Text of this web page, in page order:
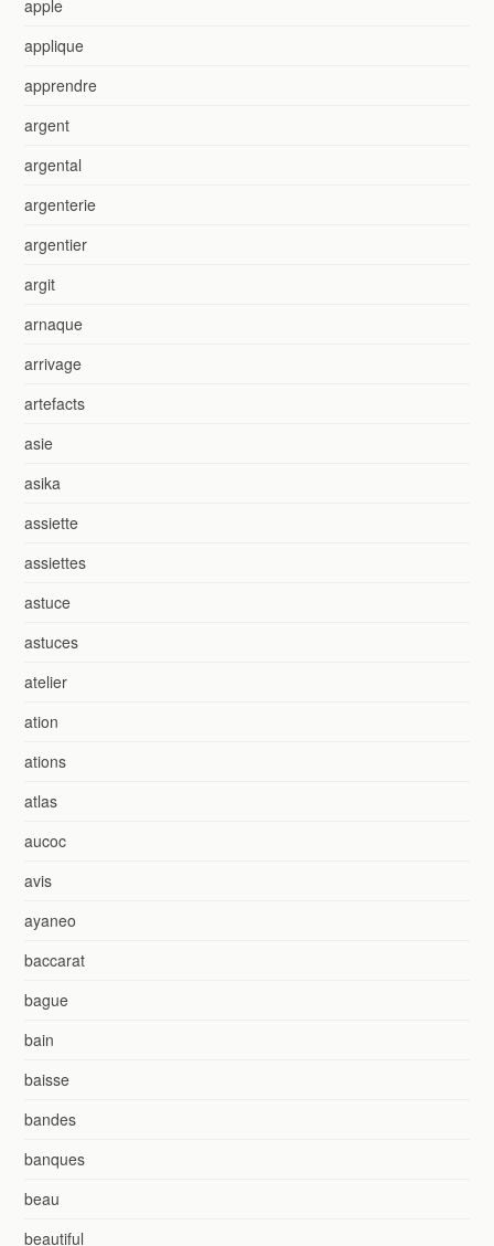
apple
applique
apprendre
argent
argental
argenterie
argentier
argit
arnaque
arrivage
artefacts
asie
asika
assiette
assiettes
astuce
astuces
atelier
ation
ations
atlas
aucoc
avis
ayaneo
baccarat
bague
bain
baisse
bandes
banques
beau
beautiful